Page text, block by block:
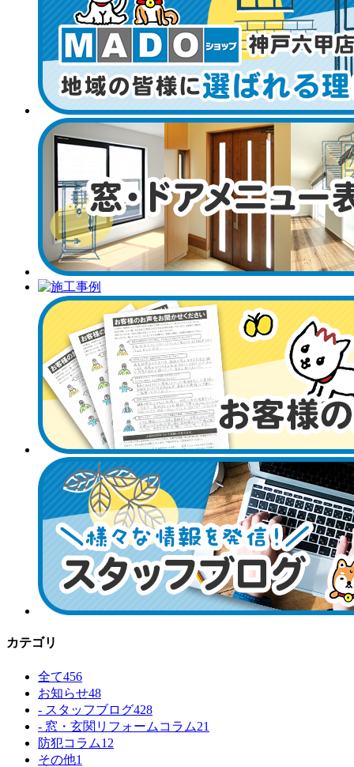
カテゴリ
全て456
お知らせ48
- スタッフブログ428
- 窓・玄関リフォームコラム21
防犯コラム12
その他1